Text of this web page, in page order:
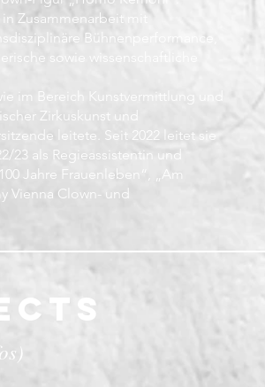
Zusammenarbeit mit
Bühnenperformance,
sowie wissenschaftliche
im Bereich Kunstvermittlung und
Zirkuskunst und
leitete. Seit 2022 leitet sie
23 als Regieassistentin und
Jahre Frauenleben“, „Am
Vienna Clown- und